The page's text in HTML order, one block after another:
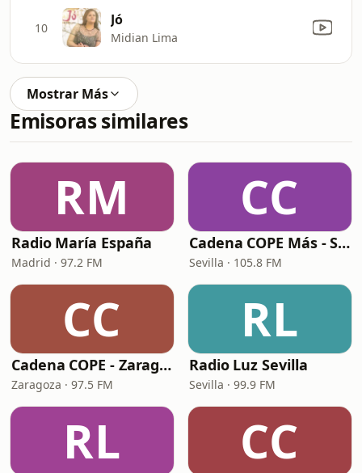
10 Jó
Midian Lima
Mostrar Más
Emisoras similares
RM
Radio María España
Madrid · 97.2 FM
CC
Cadena COPE Más - Sevilla
Sevilla · 105.8 FM
CC
Cadena COPE - Zaragoza
Zaragoza · 97.5 FM
RL
Radio Luz Sevilla
Sevilla · 99.9 FM
RL CC